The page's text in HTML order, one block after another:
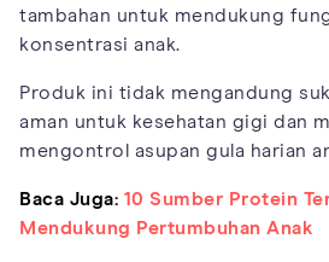
tambahan untuk mendukung
konsentrasi anak.
Produk ini tidak mengandung
aman untuk kesehatan gigi dan
mengontrol asupan gula harian
Baca Juga: 10 Sumber Protein
Mendukung Pertumbuhan Anak